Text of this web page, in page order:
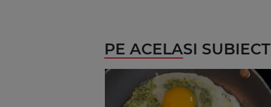
PE ACELASI SUBIECT